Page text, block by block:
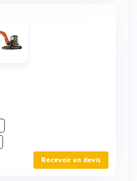
Recevoir un devis